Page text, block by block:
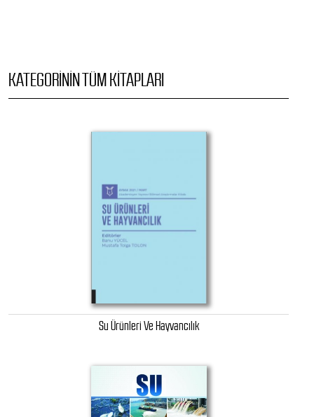
KATEGORININ TÜM KITAPLARI
Su Ürünleri Ve Hayvancılık